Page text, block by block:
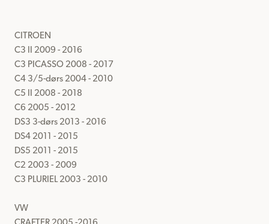
CITROEN
C3 II 2009 - 2016
C3 PICASSO 2008 - 2017
C4 3/5-dørs 2004 - 2010
C5 II 2008 - 2018
C6 2005 - 2012
DS3 3-dørs 2013 - 2016
DS4 2011 - 2015
DS5 2011 - 2015
C2 2003 - 2009
C3 PLURIEL 2003 - 2010
VW